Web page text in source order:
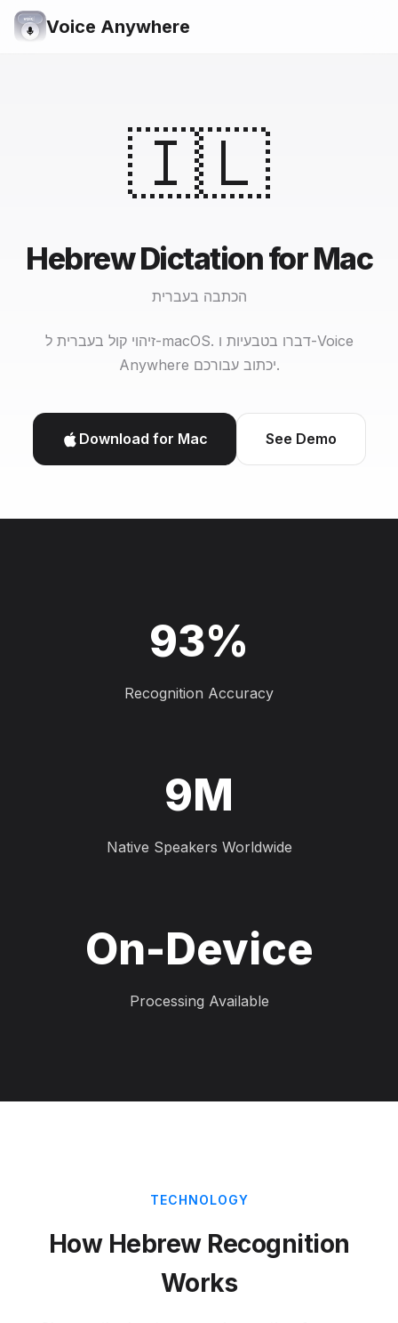
Voice Anywhere
🇮🇱
Hebrew Dictation for Mac
הכתבה בעברית
זיהוי קול בעברית ל-macOS. דברו בטבעיות ו-Voice
Anywhere יכתוב עבורכם.
Download for Mac See Demo
93%
Recognition Accuracy
9M
Native Speakers Worldwide
On-Device
Processing Available
TECHNOLOGY
How Hebrew Recognition
Works